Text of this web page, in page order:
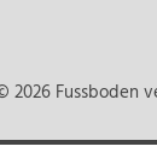
2026 Fussboden